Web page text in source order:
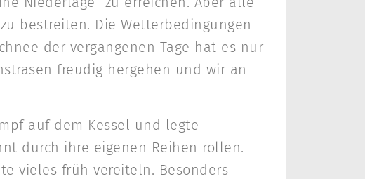
bestreiten. Die Wetterbedingungen
der vergangenen Tage hat es nur
freudig hergehen und wir an
auf dem Kessel und legte
durch ihre eigenen Reihen rollen.
vieles früh vereiteln. Besonders